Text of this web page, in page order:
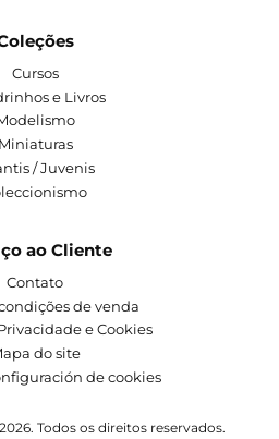
Cursos
e Livros
Miniaturas
/ Juvenis
ao Cliente
Contato
de venda
e Cookies
do site
de cookies
Todos os direitos reservados.